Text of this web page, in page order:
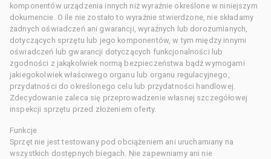
komponentów urządzenia innych niż wyraźnie określone w niniejszym
dokumencie. O ile nie zostało to wyraźnie stwierdzone, nie składamy
żadnych oświadczeń ani gwarancji, wyraźnych lub dorozumianych,
dotyczących sprzętu lub jego komponentów, w tym między innymi
oświadczeń lub gwarancji dotyczących funkcjonalności lub
zgodności z jakąkolwiek normą bezpieczeństwa bądź wymogami
jakiegokolwiek właściwego organu lub organu regulacyjnego,
przydatności do określonego celu lub przydatności handlowej.
Zdecydowanie zaleca się przeprowadzenie własnej szczegółowej
inspekcji sprzętu przed złożeniem oferty.
Funkcje
Sprzęt nie jest testowany pod obciążeniem ani uruchamiany na
wszystkich dostępnych biegach. Nie zapewniamy ani nie